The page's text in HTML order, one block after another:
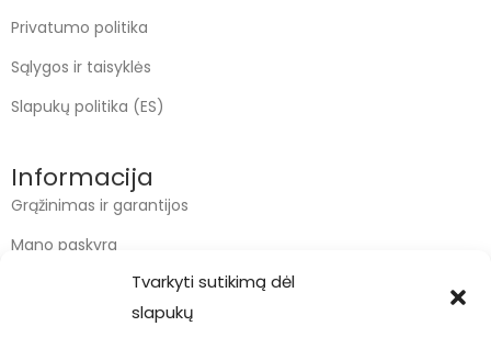
Tvarkyti sutikimą dėl
slapukų
Privatumo politika
Sąlygos ir taisyklės
Slapukų politika (ES)
Informacija
Grąžinimas ir garantijos
Mano paskyra